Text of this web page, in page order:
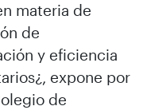
materia de
de
y eficiencia
expone por
de